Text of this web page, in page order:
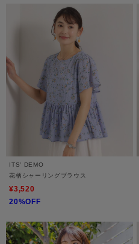
ITS' DEMO
花柄シャーリングブラウス
¥3,520
20%OFF